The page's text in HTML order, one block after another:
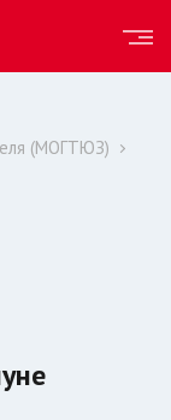
(МОГТЮЗ)